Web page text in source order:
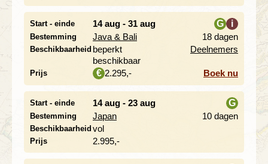
Start - einde 14 aug - 31 aug
Bestemming Java & Bali
G
i
18 dagen
Beschikbaarheid beperkt
beschikbaar
Deelnemers
Prijs € 2.295,- Boek nu
Start - einde 14 aug - 23 aug
Bestemming Japan
G
10 dagen
Beschikbaarheid vol
Prijs 2.995,-